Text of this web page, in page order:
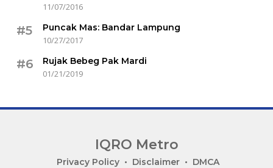
11/07/2016
#5
Puncak Mas: Bandar Lampung
10/27/2017
#6
Rujak Bebeg Pak Mardi
01/21/2019
IQRO Metro
Privacy Policy Disclaimer DMCA